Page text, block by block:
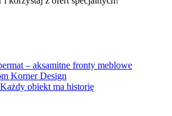
– aksamitne fronty meblowe
Korner Design
obiekt ma historię